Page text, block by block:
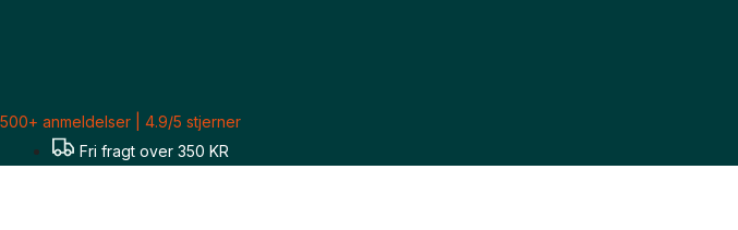
500+ anmeldelser | 4.9/5 stjerner
Fri fragt over 350 KR